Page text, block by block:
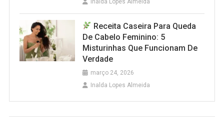
Receita Caseira Para Queda
De Cabelo Feminino: 5
Misturinhas Que Funcionam De
Verdade
março 24, 2026
Inalda Lopes Almeida